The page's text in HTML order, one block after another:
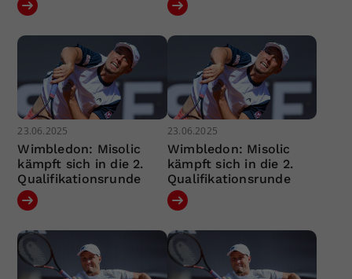
23.06.2025
Wimbledon: Misolic
kämpft sich in die 2.
Qualifikationsrunde
23.06.2025
Wimbledon: Misolic
kämpft sich in die 2.
Qualifikationsrunde